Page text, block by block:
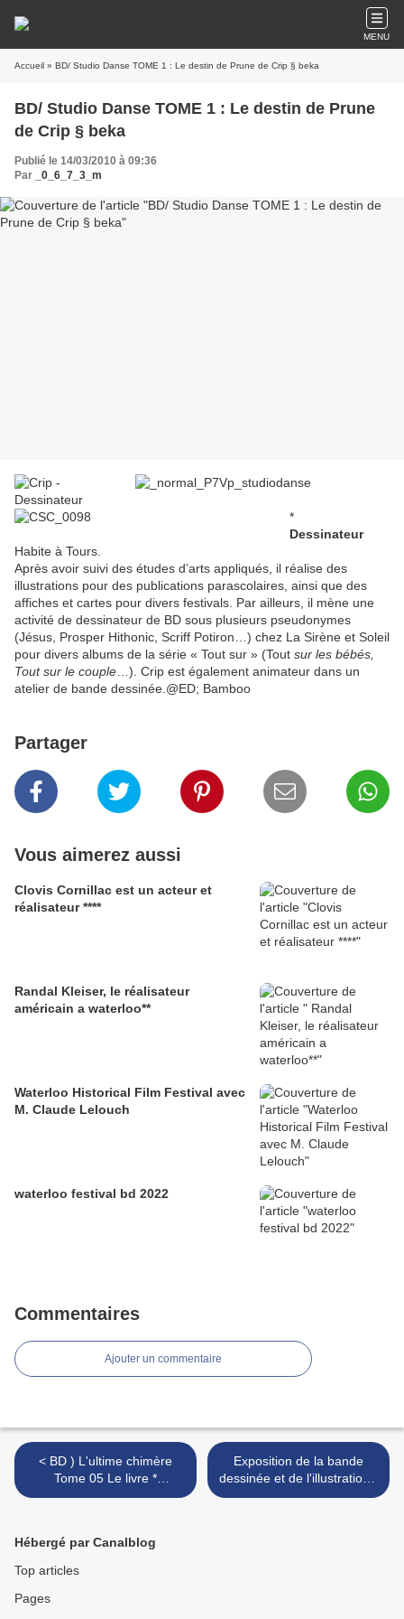
MENU
Accueil » BD/ Studio Danse TOME 1 : Le destin de Prune de Crip § beka
BD/ Studio Danse TOME 1 : Le destin de Prune
de Crip § beka
Publié le 14/03/2010 à 09:36
Par
_0_6_7_3_m
*
Dessinateur
Habite à Tours.
Après avoir suivi des études d’arts appliqués, il réalise des
illustrations pour des publications parascolaires, ainsi que des
affiches et cartes pour divers festivals. Par ailleurs, il mène une
activité de dessinateur de BD sous plusieurs pseudonymes
(Jésus, Prosper Hithonic, Scriff Potiron…) chez La Sirène et Soleil
pour divers albums de la série « Tout sur » (Tout sur les bébés,
Tout sur le couple …). Crip est également animateur dans un
atelier de bande dessinée.@ED; Bamboo
Partager
Vous aimerez aussi
Clovis Cornillac est un acteur et
réalisateur ****
Randal Kleiser, le réalisateur
américain a waterloo**
Waterloo Historical Film Festival avec
M. Claude Lelouch
waterloo festival bd 2022
Commentaires
Ajouter un commentaire
< BD ) L'ultime chimère
Tome 05 Le livre *
Dessinateur Griffo *
Exposition de la bande
dessinée et de l'illustration *
MAGNY LE HONGRE >
Hébergé par Canalblog
Top articles
Pages